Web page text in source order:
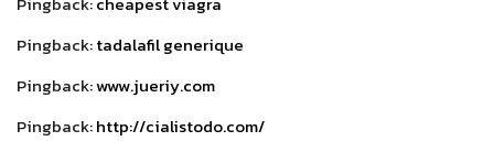
Pingback:tadalafil generique
Pingback:www.jueriy.com
Pingback:http://cialistodo.com/